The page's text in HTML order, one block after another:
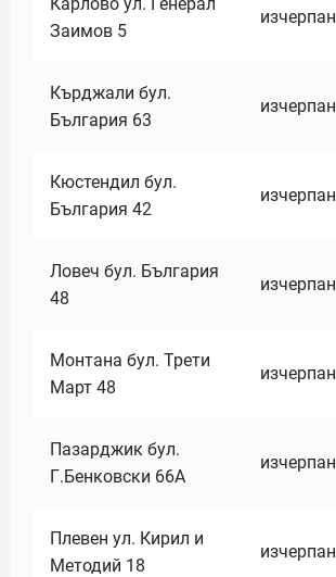
Заимов 5
изчерпан
Кърджали бул.
България 63
изчерпан
Кюстендил бул.
България 42
изчерпан
Ловеч бул. България
48
изчерпан
Монтана бул. Трети
Март 48
изчерпан
Пазарджик бул.
Г.Бенковски 66А
изчерпан
Плевен ул. Кирил и
Методий 18
изчерпан